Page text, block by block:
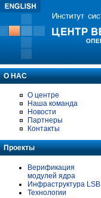
О НАС
О центре
Наша команда
Новости
Партнеры
Контакты
Проекты
Верификация
модулей ядра
Инфраструктура LSB
Технологии